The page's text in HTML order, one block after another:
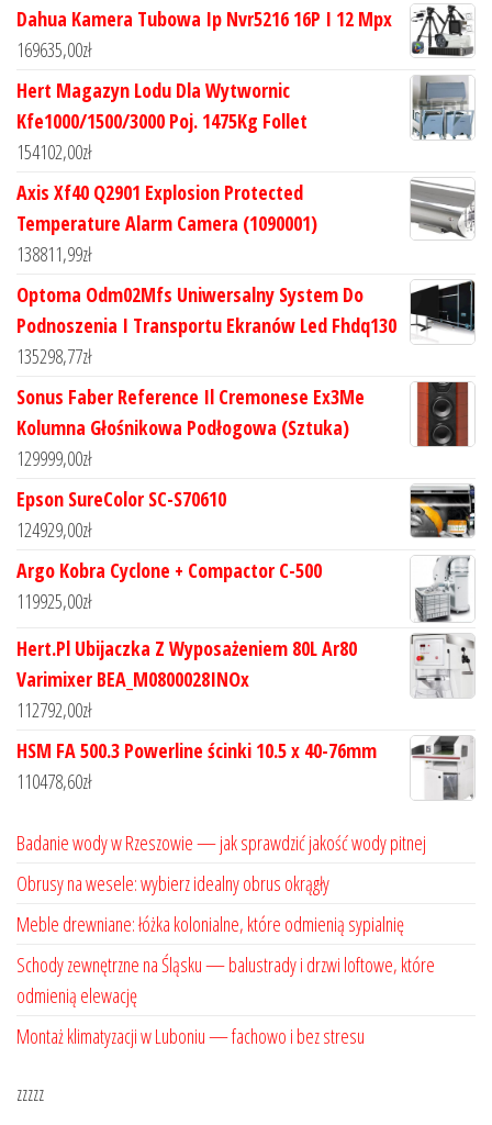
Dahua Kamera Tubowa Ip Nvr5216 16P I 12 Mpx
169635,00zł
Hert Magazyn Lodu Dla Wytwornic
Kfe1000/1500/3000 Poj. 1475Kg Follet
154102,00zł
Axis Xf40 Q2901 Explosion Protected
Temperature Alarm Camera (1090001)
138811,99zł
Optoma Odm02Mfs Uniwersalny System Do
Podnoszenia I Transportu Ekranów Led Fhdq130
135298,77zł
Sonus Faber Reference Il Cremonese Ex3Me
Kolumna Głośnikowa Podłogowa (Sztuka)
129999,00zł
Epson SureColor SC-S70610
124929,00zł
Argo Kobra Cyclone + Compactor C-500
119925,00zł
Hert.Pl Ubijaczka Z Wyposażeniem 80L Ar80
Varimixer BEA_M0800028INOx
112792,00zł
HSM FA 500.3 Powerline ścinki 10.5 x 40-76mm
110478,60zł
Badanie wody w Rzeszowie — jak sprawdzić jakość wody pitnej
Obrusy na wesele: wybierz idealny obrus okrągły
Meble drewniane: łóżka kolonialne, które odmienią sypialnię
Schody zewnętrzne na Śląsku — balustrady i drzwi loftowe, które
odmienią elewację
Montaż klimatyzacji w Luboniu — fachowo i bez stresu
zzzzz